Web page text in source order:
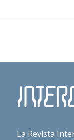
La Revista